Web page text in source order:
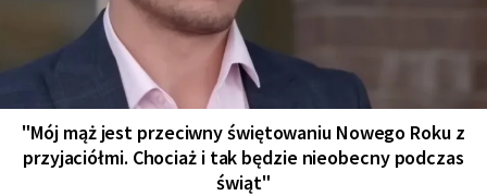
"Mój mąż jest przeciwny świętowaniu Nowego Roku z
przyjaciółmi. Chociaż i tak będzie nieobecny podczas
świąt"